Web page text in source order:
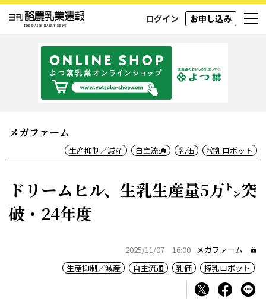
ログイン お申し込み
メガファーム
生産抑制／減産 自主流通 乳価 搾乳ロボット
ドリームヒル、生乳生産量5万㌧突
破・24年度
2025/11/07 16:00 メガファーム
生産抑制／減産
自主流通 乳価 搾乳ロボット